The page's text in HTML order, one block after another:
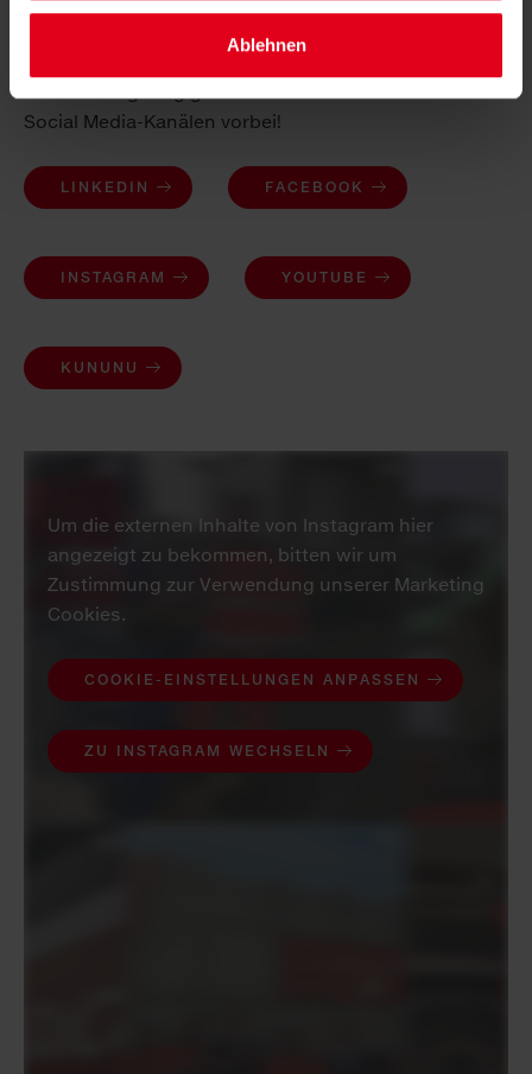
Ablehnen
Saubermacher auf Social Media
Noch nicht genug gesehen? Dann schau auf unseren
Social Media-Kanälen vorbei!
LINKEDIN FACEBOOK
INSTAGRAM YOUTUBE
KUNUNU
Um die externen Inhalte von Instagram hier
angezeigt zu bekommen, bitten wir um
Zustimmung zur Verwendung unserer Marketing
Cookies.
COOKIE-EINSTELLUNGEN ANPASSEN
ZU INSTAGRAM WECHSELN